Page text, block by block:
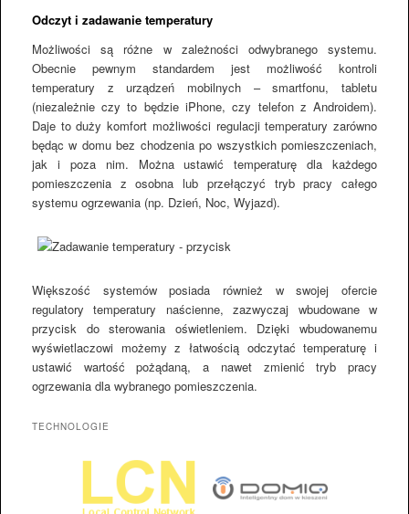
Odczyt i zadawanie temperatury
Możliwości są różne w zależności odwybranego systemu.
Obecnie pewnym standardem jest możliwość kontroli
temperatury z urządzeń mobilnych – smartfonu, tabletu
(niezależnie czy to będzie iPhone, czy telefon z Androidem).
Daje to duży komfort możliwości regulacji temperatury zarówno
będąc w domu bez chodzenia po wszystkich pomieszczeniach,
jak i poza nim. Można ustawić temperaturę dla każdego
pomieszczenia z osobna lub przełączyć tryb pracy całego
systemu ogrzewania (np. Dzień, Noc, Wyjazd).
Większość systemów posiada również w swojej ofercie
regulatory temperatury naścienne, zazwyczaj wbudowane w
przycisk do sterowania oświetleniem. Dzięki wbudowanemu
wyświetlaczowi możemy z łatwością odczytać temperaturę i
ustawić wartość pożądaną, a nawet zmienić tryb pracy
ogrzewania dla wybranego pomieszczenia.
TECHNOLOGIE